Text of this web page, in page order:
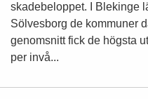
skadebeloppet. I Blekinge
Sölvesborg de kommuner
genomsnitt fick de högsta
per invå...